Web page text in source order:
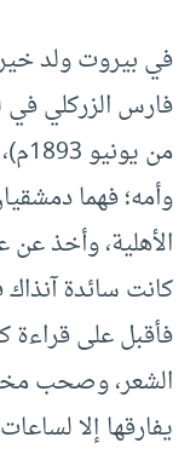
في بيروت ولد
من
وأمه؛ فهما
الأهلية، وأخذ عن
كانت سائدة
فأقبل على قراءة
الشعر، وصحب
يفارقها إلا